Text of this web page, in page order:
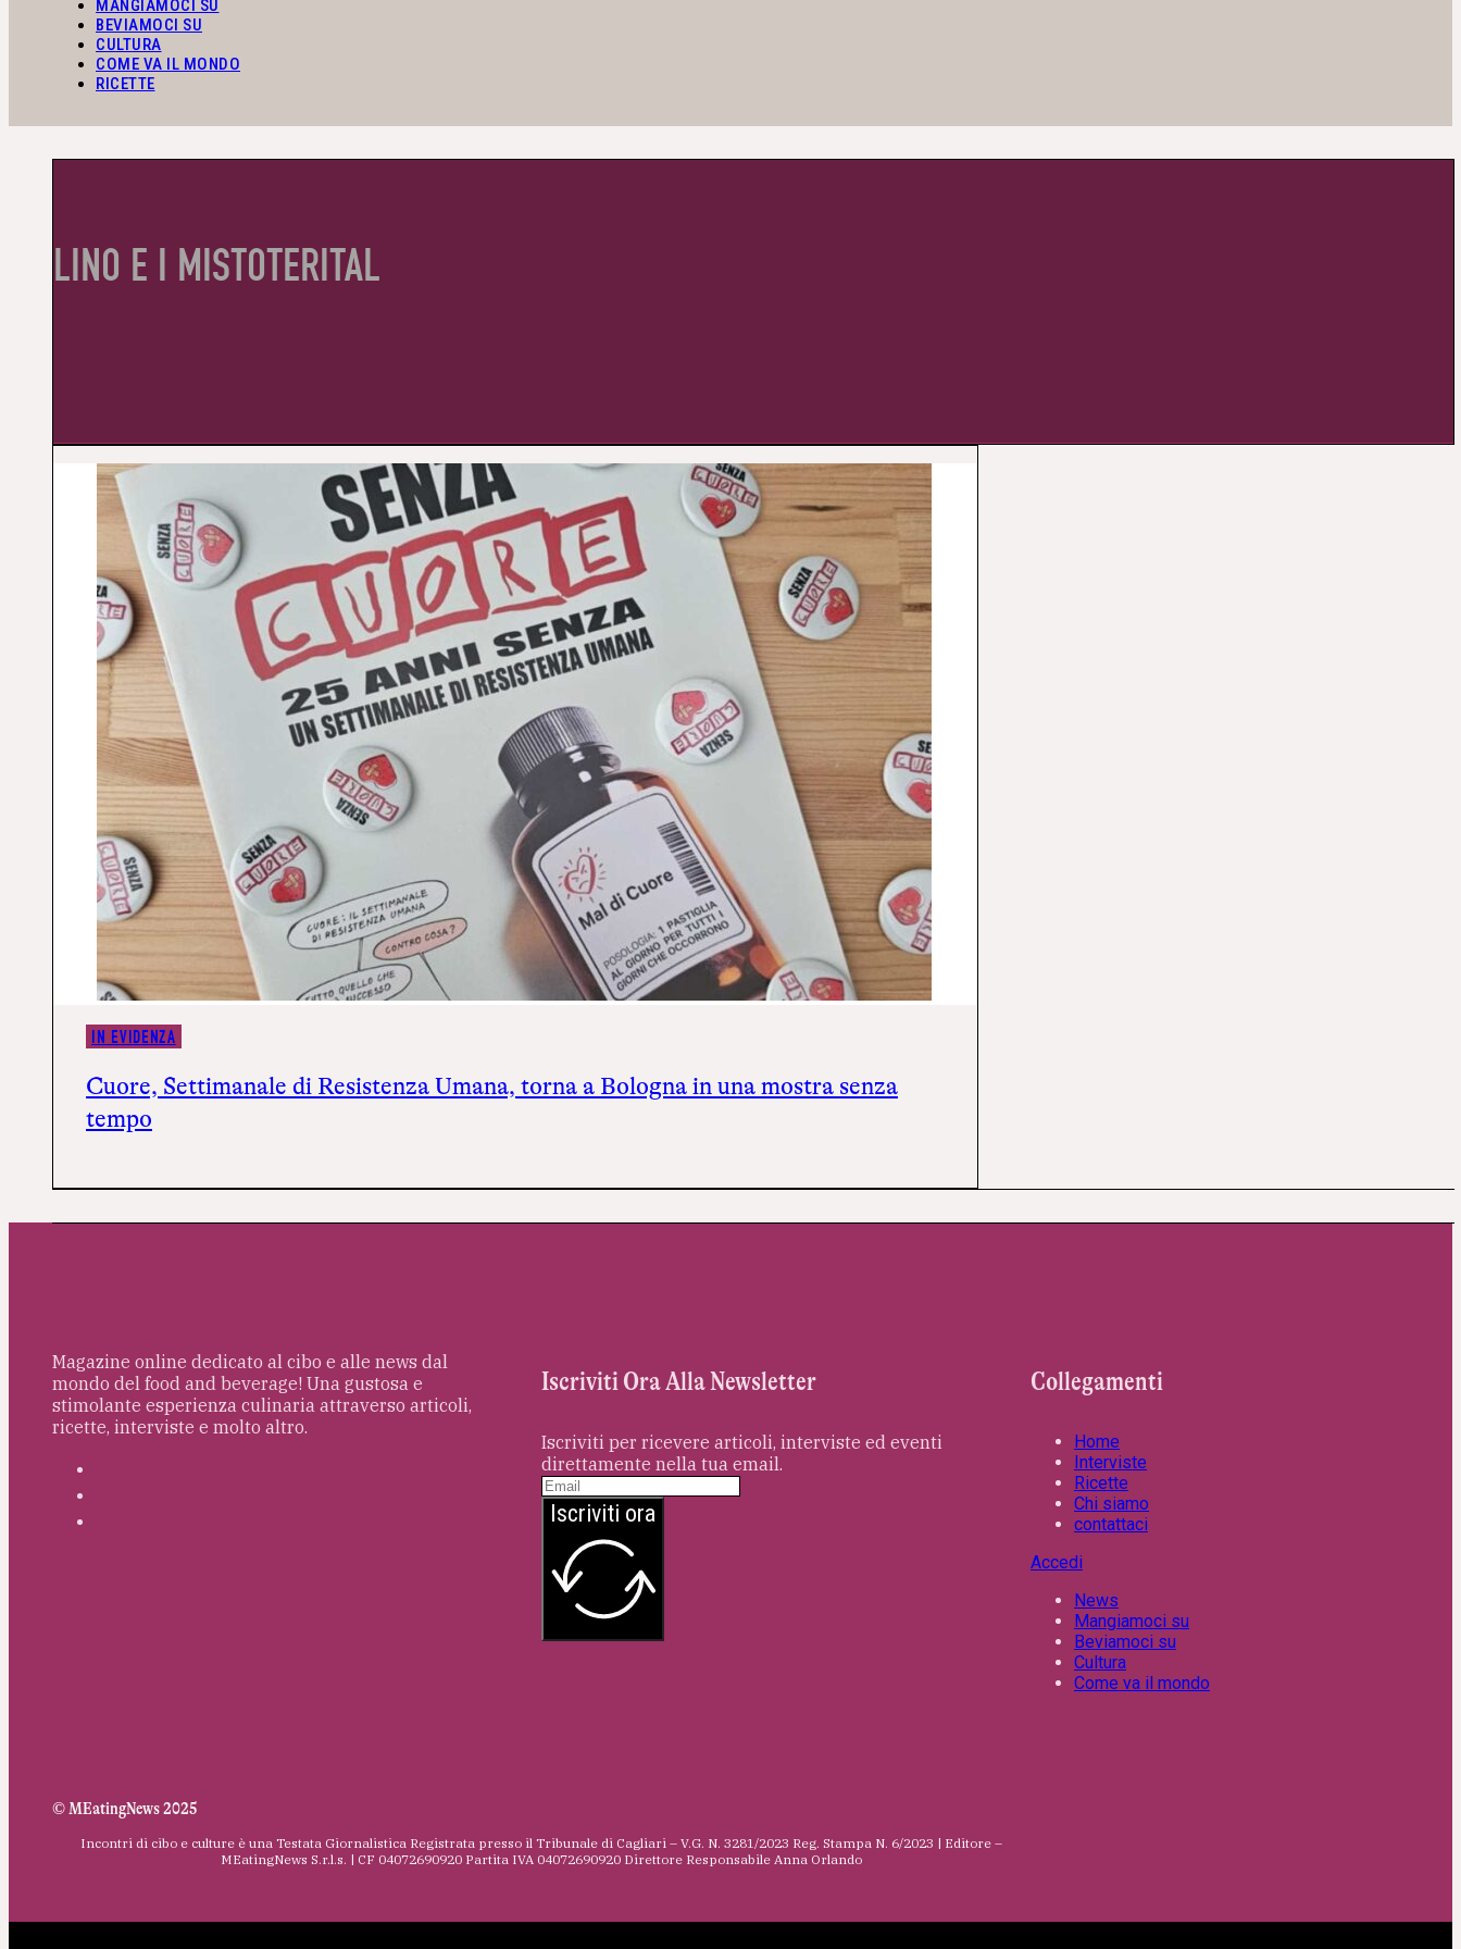
MANGIAMOCI SU
BEVIAMOCI SU
CULTURA
COME VA IL MONDO
RICETTE
LINO E I MISTOTERITAL
IN EVIDENZA
Cuore, Settimanale di Resistenza Umana, torna a Bologna in una mostra senza
tempo
Magazine online dedicato al cibo e alle news dal
mondo del food and beverage! Una gustosa e
stimolante esperienza culinaria attraverso articoli,
ricette, interviste e molto altro.
Iscriviti Ora Alla Newsletter
Iscriviti per ricevere articoli, interviste ed eventi
direttamente nella tua email.
Iscriviti ora
Collegamenti
Home
Interviste
Ricette
Chi siamo
contattaci
Accedi
News
Mangiamoci su
Beviamoci su
Cultura
Come va il mondo
© MEatingNews 2025
Incontri di cibo e culture è una Testata Giornalistica Registrata presso il Tribunale di Cagliari – V.G. N. 3281/2023 Reg. Stampa N. 6/2023 | Editore –
MEatingNews S.r.l.s. | CF 04072690920 Partita IVA 04072690920 Direttore Responsabile Anna Orlando